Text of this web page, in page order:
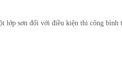
lớp sơn đối với điều kiện thi công bình